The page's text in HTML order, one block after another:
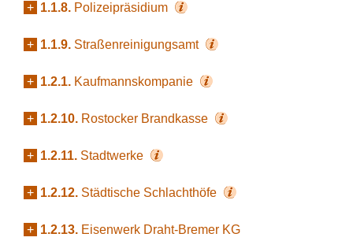
+ 1.1.8. Polizeipräsidium
+ 1.1.9. Straßenreinigungsamt
+ 1.2.1. Kaufmannskompanie
+ 1.2.10. Rostocker Brandkasse
+ 1.2.11. Stadtwerke
+ 1.2.12. Städtische Schlachthöfe
+ 1.2.13. Eisenwerk Draht-Bremer KG